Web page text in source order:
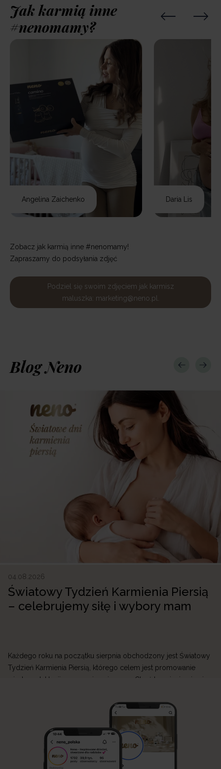
Jak karmią inne
#nenomamy?
Angelina Zaichenko Daria Lis
Zobacz jak karmią inne #nenomamy!
Zapraszamy do podsyłania zdjęć
Podziel się swoim zdjęciem jak karmisz
maluszka: marketing@neno.pl.
Blog Neno
04.08.2026
Światowy Tydzień Karmienia Piersią
– celebrujemy siłę i wybory mam
Każdego roku na początku sierpnia obchodzony jest Światowy
Tydzień Karmienia Piersią, którego celem jest promowanie
wiedzy o laktacji oraz wspieranie mam. Choć karmienie piersią
mogą być wymagające. W Neno wierzymy, że każda mama
zasługuje na wsparcie, dlatego tworzymy produkty, które
ułatwiają przygodę z laktacją i sprawiają, że codzienne […]